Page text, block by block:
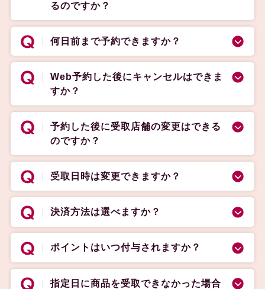
るのですか？
何日前まで予約できますか？
Web予約した後にキャンセルはできま
すか？
予約した後に受取店舗の変更はできる
のですか？
受取日時は変更できますか？
決済方法は選べますか？
ポイントはいつ付与されますか？
指定日に商品を受取できなかった場合